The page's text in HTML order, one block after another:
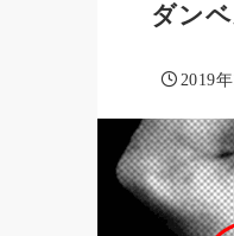
ダン
2019